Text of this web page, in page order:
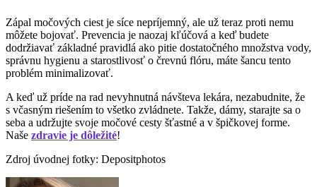
Zápal močových ciest je síce nepríjemný, ale už teraz proti nemu
môžete bojovať. Prevencia je naozaj kľúčová a keď budete
dodržiavať základné pravidlá ako pitie dostatočného množstva vody,
správnu hygienu a starostlivosť o črevnú flóru, máte šancu tento
problém minimalizovať.
A keď už príde na rad nevyhnutná návšteva lekára, nezabudnite, že
s včasným riešením to všetko zvládnete. Takže, dámy, starajte sa o
seba a udržujte svoje močové cesty šťastné a v špičkovej forme.
Naše zdravie je dôležité!
Zdroj úvodnej fotky: Depositphotos